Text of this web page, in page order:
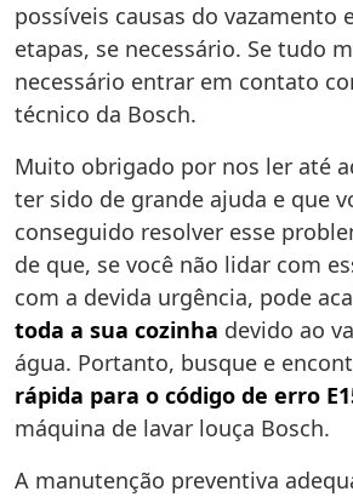
possíveis causas do vazamento
etapas, se necessário. Se tudo
necessário entrar em contato
técnico da Bosch.
Muito obrigado por nos ler até
ter sido de grande ajuda e que
conseguido resolver esse
de que, se você não lidar com
com a devida urgência, pode
toda a sua cozinha devido ao
água. Portanto, busque e
rápida para o código de erro
máquina de lavar louça Bosch.
A manutenção preventiva